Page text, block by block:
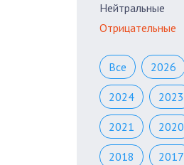
Нейтральные
Отрицательные
Все 2026
2024 2023
2021 2020
2018 2017